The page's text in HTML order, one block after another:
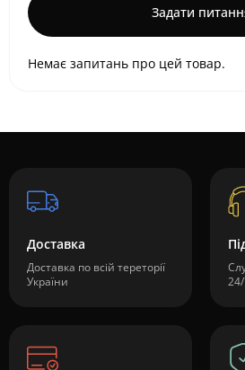
Задати
Немає запитань про цей товар.
Доставка
Доставка по всій тереторії
України